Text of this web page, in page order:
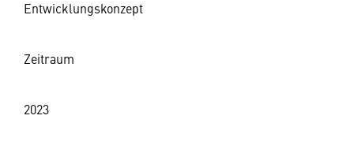
Entwicklungskonzept
Zeitraum
2023